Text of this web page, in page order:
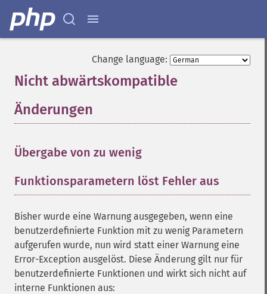
Change language:
Nicht abwärtskompatible
Änderungen
Übergabe von zu wenig
Funktionsparametern löst Fehler aus
Bisher wurde eine Warnung ausgegeben, wenn eine
benutzerdefinierte Funktion mit zu wenig Parametern
aufgerufen wurde, nun wird statt einer Warnung eine
Error-Exception ausgelöst. Diese Änderung gilt nur für
benutzerdefinierte Funktionen und wirkt sich nicht auf
interne Funktionen aus: